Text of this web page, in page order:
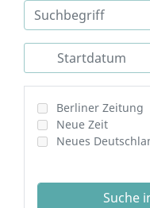
Berliner Zeitung
Neue Zeit
Neues
Suche